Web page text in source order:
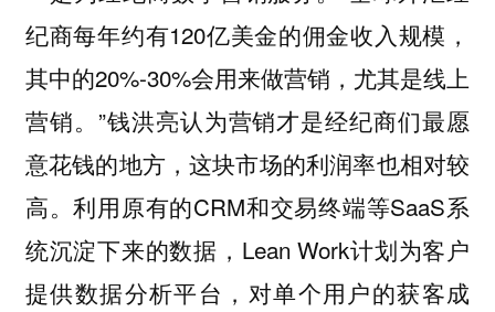
纪商每年约有120亿美金的佣金收入规模，
其中的20%-30%会用来做营销，尤其是线上
营销。”钱洪亮认为营销才是经纪商们最愿
意花钱的地方，这块市场的利润率也相对较
高。利用原有的CRM和交易终端等SaaS系
统沉淀下来的数据，Lean Work计划为客户
提供数据分析平台，对单个用户的获客成